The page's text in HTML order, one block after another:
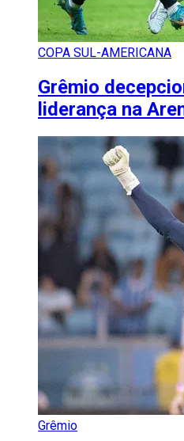
COPA SUL-AMERICANA
Grêmio
liderança na
Grêmio